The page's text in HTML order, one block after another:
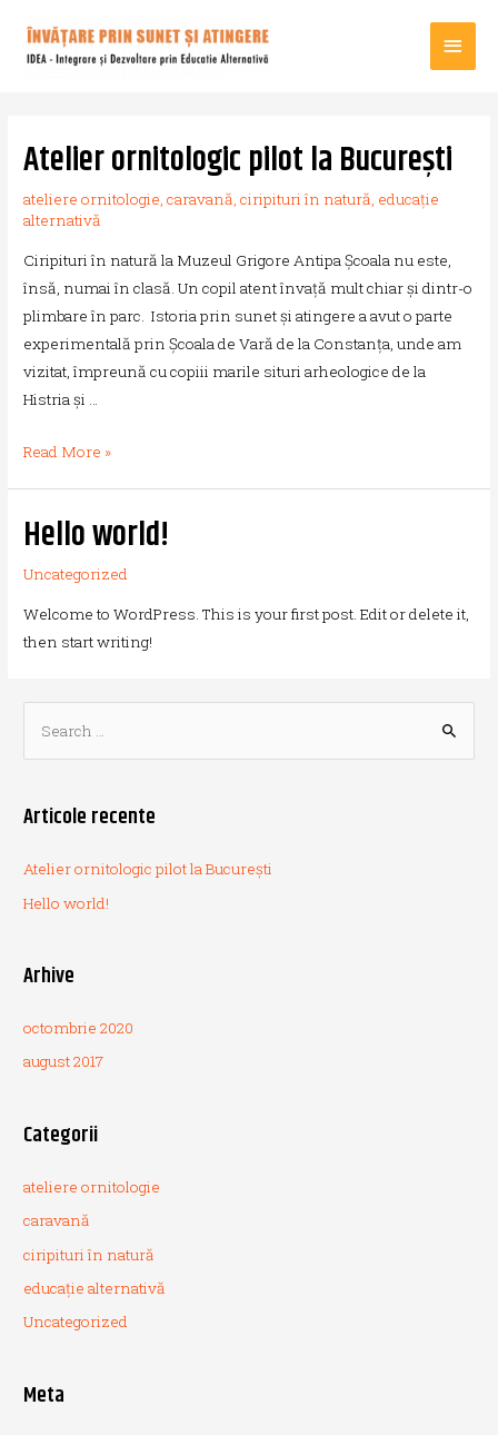
Main
Atelier ornitologic pilot la București
ateliere ornitologie,caravană,ciripituri în natură, educație
alternativă
Ciripituri în natură la Muzeul Grigore Antipa Școala nu este,
însă, numai în clasă. Un copil atent învață mult chiar și dintr-o
plimbare în parc. Istoria prin sunet și atingere a avut o parte
experimentală prin Școala de Vară de la Constanța, unde am
vizitat, împreună cu copiii marile situri arheologice de la
Histria și …
Atelier
la
Read More »
Hello world!
Uncategorized
Welcome to WordPress. This is your first post. Edit or delete it,
then start writing!
r
h
f
:
Articole recente
Atelier ornitologic pilot la București
Hello world!
Arhive
octombrie 2020
august 2017
Categorii
ateliere ornitologie
caravană
ciripituri în natură
educație alternativă
Uncategorized
Meta